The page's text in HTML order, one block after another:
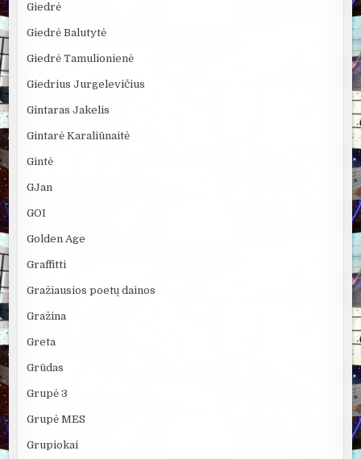
Giedrė
Giedrė Balutytė
Giedrė Tamulionienė
Giedrius Jurgelevičius
Gintaras Jakelis
Gintarė Karaliūnaitė
Gintė
GJan
GOI
Golden Age
Graffitti
Gražiausios poetų dainos
Gražina
Greta
Grūdas
Grupė 3
Grupė MES
Grupiokai